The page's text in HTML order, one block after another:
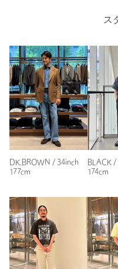
※レビューは、個人の主観による
能を保証するものではありません
ス
DK.BROWN / 34inch
177cm
BLACK /
174cm